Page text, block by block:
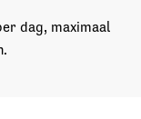
dag, maximaal